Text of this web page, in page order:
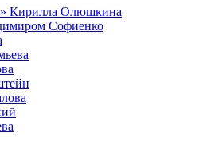
Кирилла Олюшкина
Софиенко